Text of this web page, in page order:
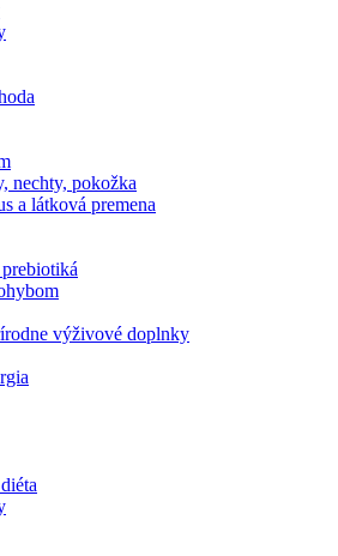
nechty, pokožka
a látková premena
výživové doplnky